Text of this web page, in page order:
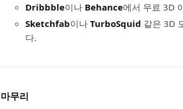
Dribbble이나 Behance에서 무료 3D
Sketchfab이나 TurboSquid 같은 3D
다.
마무리